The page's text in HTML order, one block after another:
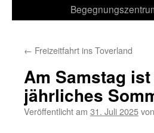
← Freizeitfahrt ins Toverland
Am Samstag
jährliches
Veröffentlicht am 31. Juli 2025von